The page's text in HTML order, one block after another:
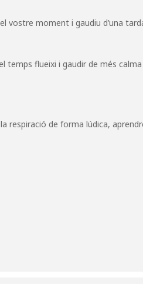
vostre moment i gaudiu d’una
temps flueixi i gaudir de més
respiració de forma lúdica,